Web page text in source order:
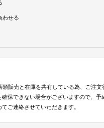
わせる
頭販売と在庫を共有している為、ご注
確保できない場合がございますので、
ご連絡させていただきます。